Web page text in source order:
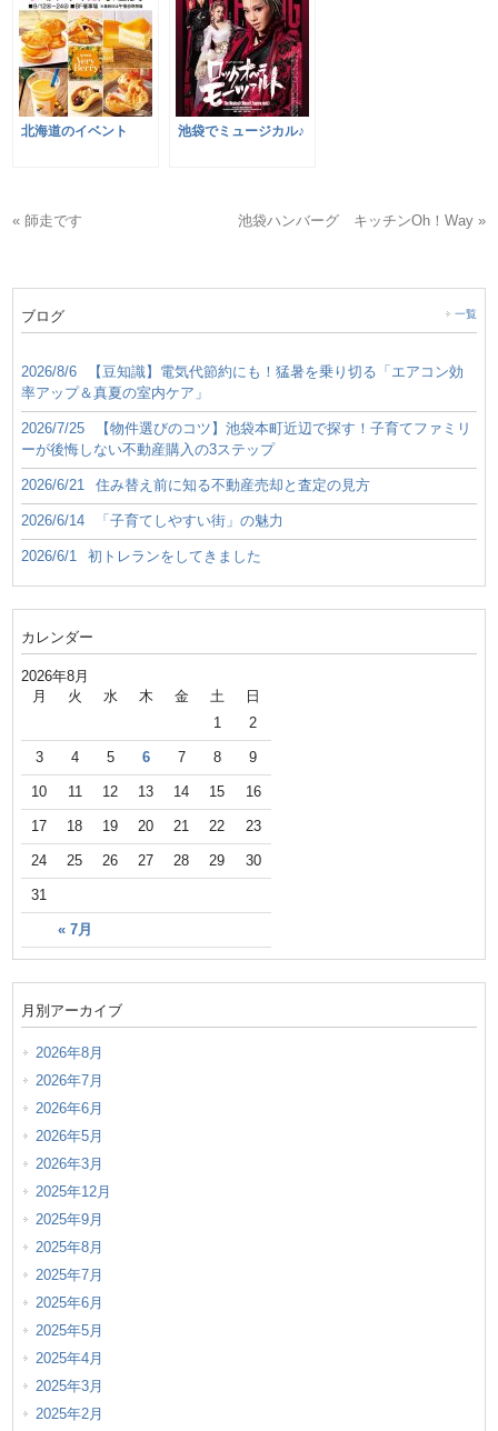
北海道のイベント 池袋でミュージカル♪
« 師走です 池袋ハンバーグ キッチンOh！Way »
ブログ 一覧
2026/8/6
【豆知識】電気代節約にも！猛暑を乗り切る「エアコン効
率アップ＆真夏の室内ケア」
2026/7/25
【物件選びのコツ】池袋本町近辺で探す！子育てファミリ
ーが後悔しない不動産購入の3ステップ
2026/6/21 住み替え前に知る不動産売却と査定の見方
2026/6/14 「子育てしやすい街」の魅力
2026/6/1 初トレランをしてきました
カレンダー
2026年8月
月 火 水 木 金 土 日
« 7月
1 2
3 4 5 6 7 8 9
10 11 12 13 14 15 16
17 18 19 20 21 22 23
24 25 26 27 28 29 30
31
月別アーカイブ
2026年8月
2026年7月
2026年6月
2026年5月
2026年3月
2025年12月
2025年9月
2025年8月
2025年7月
2025年6月
2025年5月
2025年4月
2025年3月
2025年2月